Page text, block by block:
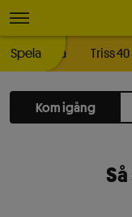
Spela Triss 40
Kom igång